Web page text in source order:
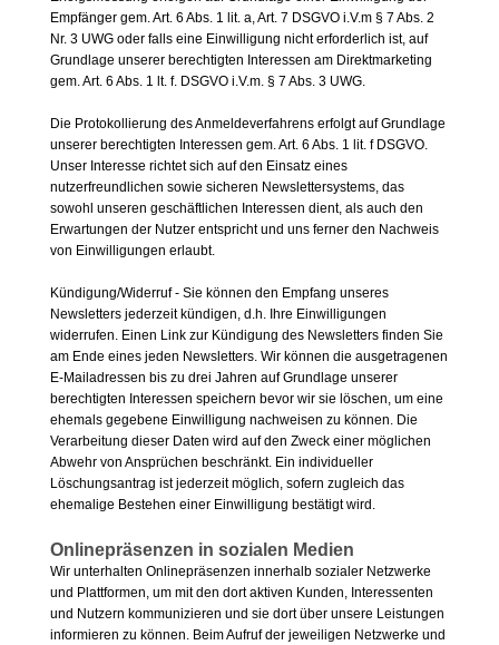
Empfänger gem. Art. 6 Abs. 1 lit. a, Art. 7 DSGVO i.V.m § 7 Abs. 2
Nr. 3 UWG oder falls eine Einwilligung nicht erforderlich ist, auf
Grundlage unserer berechtigten Interessen am Direktmarketing
gem. Art. 6 Abs. 1 lt. f. DSGVO i.V.m. § 7 Abs. 3 UWG.
Die Protokollierung des Anmeldeverfahrens erfolgt auf Grundlage
unserer berechtigten Interessen gem. Art. 6 Abs. 1 lit. f DSGVO.
Unser Interesse richtet sich auf den Einsatz eines
nutzerfreundlichen sowie sicheren Newslettersystems, das
sowohl unseren geschäftlichen Interessen dient, als auch den
Erwartungen der Nutzer entspricht und uns ferner den Nachweis
von Einwilligungen erlaubt.
Kündigung/Widerruf - Sie können den Empfang unseres
Newsletters jederzeit kündigen, d.h. Ihre Einwilligungen
widerrufen. Einen Link zur Kündigung des Newsletters finden Sie
am Ende eines jeden Newsletters. Wir können die ausgetragenen
E-Mailadressen bis zu drei Jahren auf Grundlage unserer
berechtigten Interessen speichern bevor wir sie löschen, um eine
ehemals gegebene Einwilligung nachweisen zu können. Die
Verarbeitung dieser Daten wird auf den Zweck einer möglichen
Abwehr von Ansprüchen beschränkt. Ein individueller
Löschungsantrag ist jederzeit möglich, sofern zugleich das
ehemalige Bestehen einer Einwilligung bestätigt wird.
Onlinepräsenzen in sozialen Medien
Wir unterhalten Onlinepräsenzen innerhalb sozialer Netzwerke
und Plattformen, um mit den dort aktiven Kunden, Interessenten
und Nutzern kommunizieren und sie dort über unsere Leistungen
informieren zu können. Beim Aufruf der jeweiligen Netzwerke und